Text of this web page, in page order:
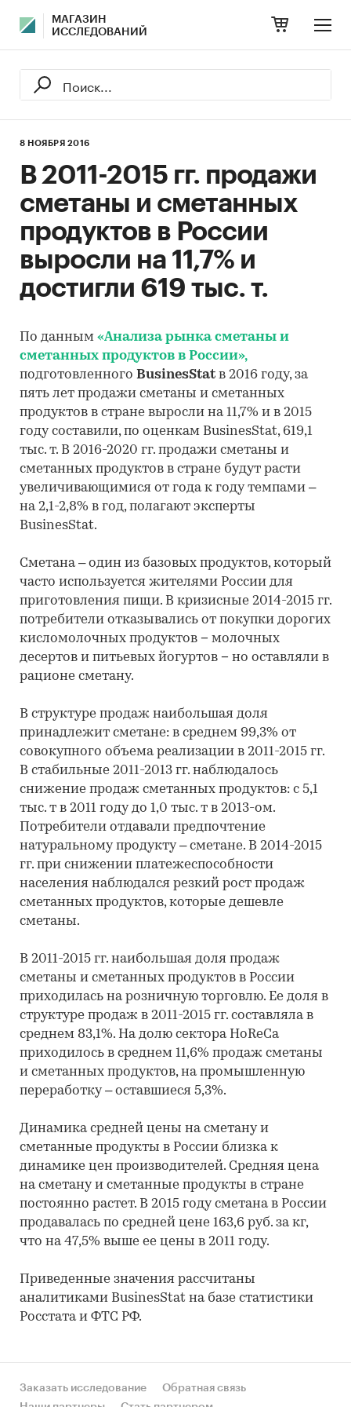
МАГАЗИН
ИССЛЕДОВАНИЙ
8 НОЯБРЯ 2016
В 2011-2015 гг. продажи
сметаны и сметанных
продуктов в России
выросли на 11,7% и
достигли 619 тыс. т.
По данным «Анализа рынка сметаны и
сметанных продуктов в России»,
подготовленного BusinesStat в 2016 году, за
пять лет продажи сметаны и сметанных
продуктов в стране выросли на 11,7% и в 2015
году составили, по оценкам BusinesStat, 619,1
тыс. т. В 2016-2020 гг. продажи сметаны и
сметанных продуктов в стране будут расти
увеличивающимися от года к году темпами –
на 2,1-2,8% в год, полагают эксперты
BusinesStat.
Сметана – один из базовых продуктов, который
часто используется жителями России для
приготовления пищи. В кризисные 2014-2015 гг.
потребители отказывались от покупки дорогих
кисломолочных продуктов − молочных
десертов и питьевых йогуртов − но оставляли в
рационе сметану.
В структуре продаж наибольшая доля
принадлежит сметане: в среднем 99,3% от
совокупного объема реализации в 2011-2015 гг.
В стабильные 2011-2013 гг. наблюдалось
снижение продаж сметанных продуктов: с 5,1
тыс. т в 2011 году до 1,0 тыс. т в 2013-ом.
Потребители отдавали предпочтение
натуральному продукту – сметане. В 2014-2015
гг. при снижении платежеспособности
населения наблюдался резкий рост продаж
сметанных продуктов, которые дешевле
сметаны.
В 2011-2015 гг. наибольшая доля продаж
сметаны и сметанных продуктов в России
приходилась на розничную торговлю. Ее доля в
структуре продаж в 2011-2015 гг. составляла в
среднем 83,1%. На долю сектора HoReCa
приходилось в среднем 11,6% продаж сметаны
и сметанных продуктов, на промышленную
переработку – оставшиеся 5,3%.
Динамика средней цены на сметану и
сметанные продукты в России близка к
динамике цен производителей. Средняя цена
на сметану и сметанные продукты в стране
постоянно растет. В 2015 году сметана в России
продавалась по средней цене 163,6 руб. за кг,
что на 47,5% выше ее цены в 2011 году.
Приведенные значения рассчитаны
аналитиками BusinesStat на базе статистики
Росстата и ФТС РФ.
Заказать исследование
Обратная связь